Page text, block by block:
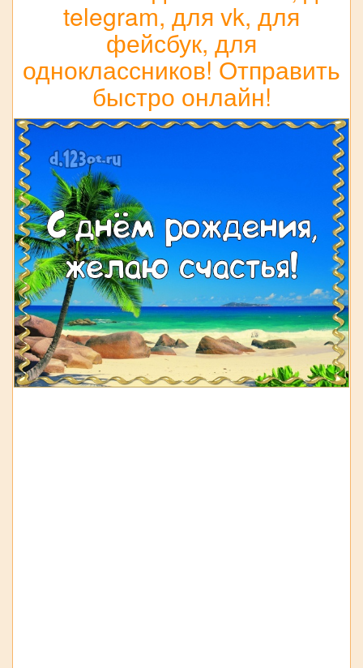
telegram, для vk, для
фейсбук, для
одноклассников! Отправить
быстро онлайн!